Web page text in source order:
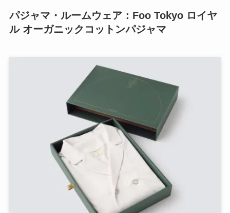
パジャマ・ルームウェア：Foo Tokyo ロイヤ
ル オーガニックコットンパジャマ